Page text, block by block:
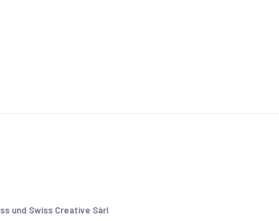
und Swiss Creative Sàrl